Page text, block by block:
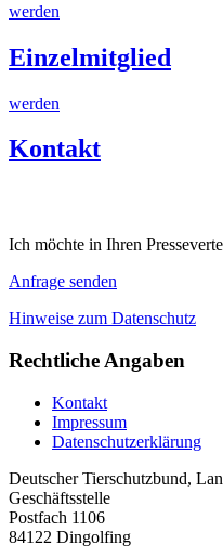
werden
Einzelmitglied
werden
Kontakt
Ich möchte in Ihren
Anfrage senden
Hinweise zum Datenschutz
Rechtliche Angaben
Kontakt
Impressum
Datenschutzerklärung
Deutscher Tierschutzbund,
Geschäftsstelle
Postfach 1106
84122 Dingolfing